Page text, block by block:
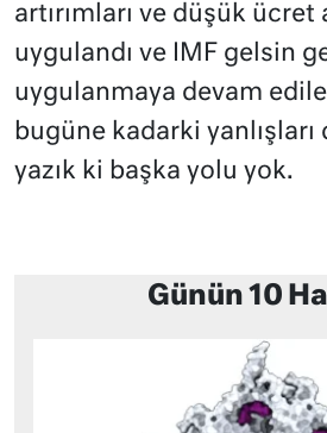
artırımları ve düşük ücret
uygulandı ve IMF gelsin
uygulanmaya devam
bugüne kadarki
yazık ki başka yolu yok.
Günün 10